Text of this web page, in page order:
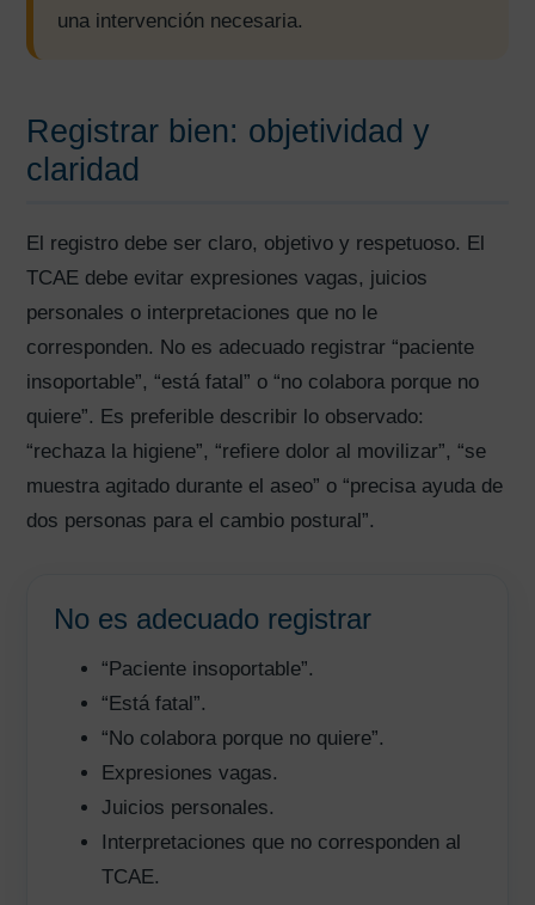
una intervención necesaria.
Registrar bien: objetividad y
claridad
El registro debe ser claro, objetivo y respetuoso. El
TCAE debe evitar expresiones vagas, juicios
personales o interpretaciones que no le
corresponden. No es adecuado registrar “paciente
insoportable”, “está fatal” o “no colabora porque no
quiere”. Es preferible describir lo observado:
“rechaza la higiene”, “refiere dolor al movilizar”, “se
muestra agitado durante el aseo” o “precisa ayuda de
dos personas para el cambio postural”.
No es adecuado registrar
“Paciente insoportable”.
“Está fatal”.
“No colabora porque no quiere”.
Expresiones vagas.
Juicios personales.
Interpretaciones que no corresponden al
TCAE.